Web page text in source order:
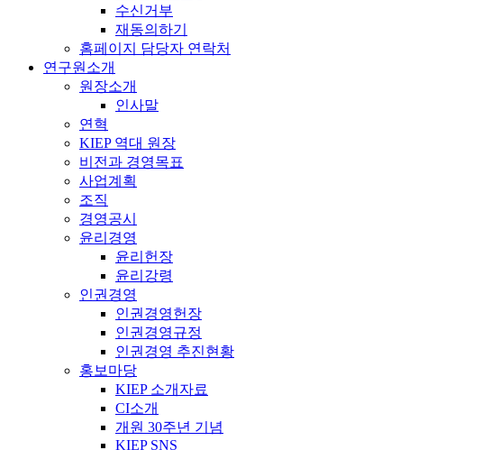
수신거부
재동의하기
홈페이지 담당자 연락처
연구원소개
원장소개
인사말
연혁
KIEP 역대 원장
비전과 경영목표
사업계획
조직
경영공시
윤리경영
윤리헌장
윤리강령
인권경영
인권경영헌장
인권경영규정
인권경영 추진현황
홍보마당
KIEP 소개자료
CI소개
개원 30주년 기념
KIEP SNS